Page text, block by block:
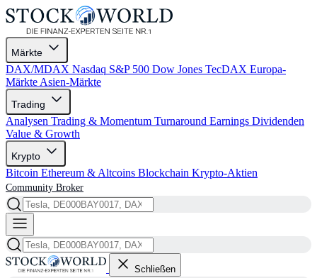
Märkte
DAX/MDAX Nasdaq S&P 500 Dow Jones TecDAX Europa-
Märkte Asien-Märkte
Trading
Analysen Trading & Momentum Turnaround Earnings Dividenden
Value & Growth
Krypto
Bitcoin Ethereum & Altcoins Blockchain Krypto-Aktien
Community Broker
Schließen